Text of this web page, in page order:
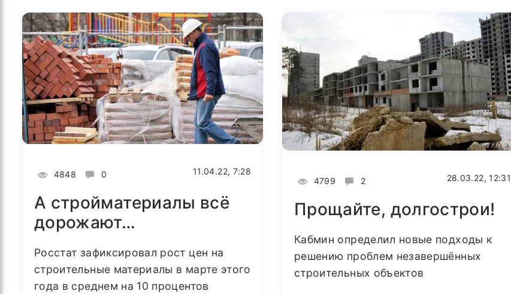
4848 0 11.04.22, 7:28
А стройматериалы всё
дорожают…
Росстат зафиксировал рост цен на
строительные материалы в марте этого
года в среднем на 10 процентов
4799 2 28.03.22, 12:31
Прощайте, долгострои!
Кабмин определил новые подходы к
решению проблем незавершённых
строительных объектов